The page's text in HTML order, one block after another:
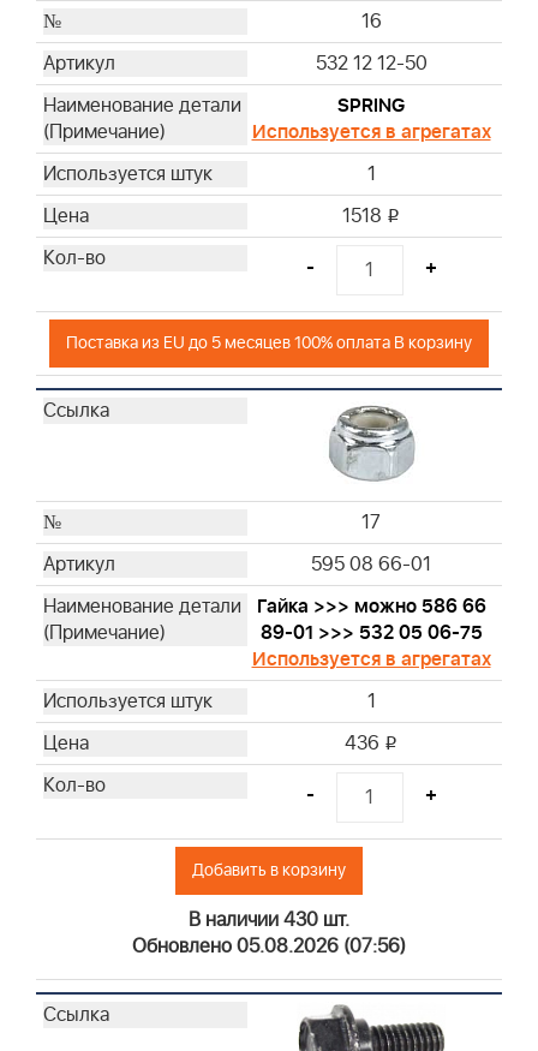
16
532 12 12-50
SPRING
Используется в агрегатах
1
1518 i
- +
Поставка из EU до 5 месяцев 100% оплата В корзину
17
595 08 66-01
Гайка >>> можно 586 66
89-01 >>> 532 05 06-75
Используется в агрегатах
1
436 i
- +
Добавить в корзину
В наличии 430 шт.
Обновлено 05.08.2026 (07:56)